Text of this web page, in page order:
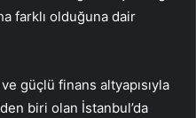
farklı olduğuna dair
güçlü finans altyapısıyla
biri olan İstanbul’da